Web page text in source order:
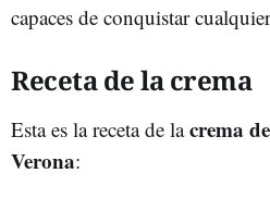
capaces de conquistar
Receta de la crema
Esta es la receta de lacrema
Verona: